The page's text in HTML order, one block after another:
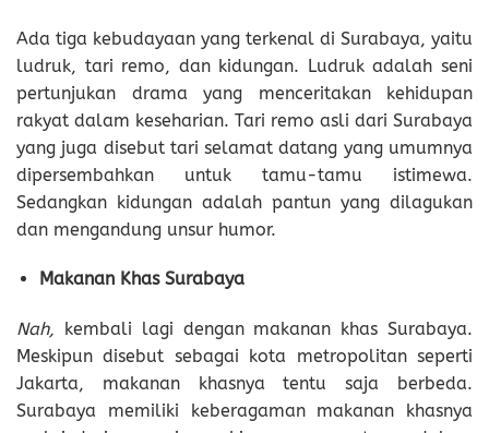
Ada tiga kebudayaan yang terkenal di Surabaya, yaitu
ludruk, tari remo, dan kidungan. Ludruk adalah seni
pertunjukan drama yang menceritakan kehidupan
rakyat dalam keseharian. Tari remo asli dari Surabaya
yang juga disebut tari selamat datang yang umumnya
dipersembahkan untuk tamu-tamu istimewa.
Sedangkan kidungan adalah pantun yang dilagukan
dan mengandung unsur humor.
Makanan Khas Surabaya
Nah,
kembali lagi dengan makanan khas Surabaya.
Meskipun disebut sebagai kota metropolitan seperti
Jakarta, makanan khasnya tentu saja berbeda.
Surabaya memiliki keberagaman makanan khasnya